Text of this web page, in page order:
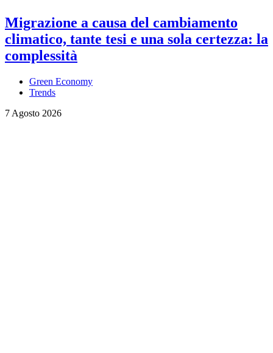
Migrazione a causa del cambiamento
climatico, tante tesi e una sola certezza: la
complessità
Green Economy
Trends
7 Agosto 2026